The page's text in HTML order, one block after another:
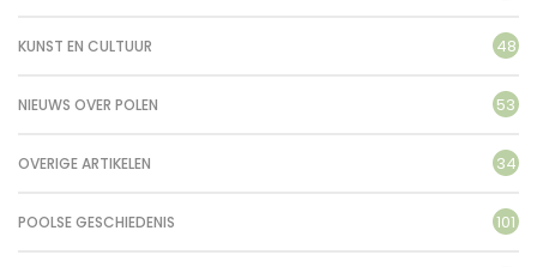
KUNST EN CULTUUR 48
NIEUWS OVER POLEN 53
OVERIGE ARTIKELEN 34
POOLSE GESCHIEDENIS 101